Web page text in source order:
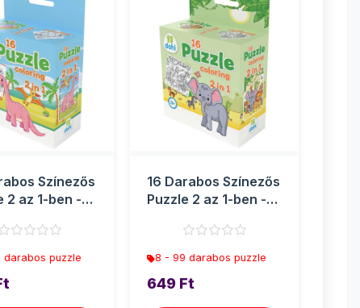
Színezős
2 az 1-ben -
darabos puzzle
16 Darabos Színezős
Puzzle 2 az 1-ben -
8 - 99 darabos puzzle
649 Ft